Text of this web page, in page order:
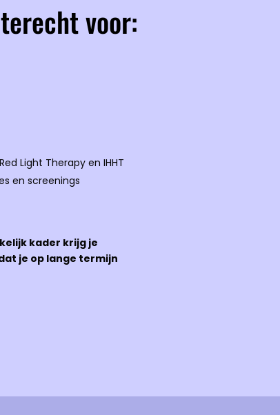
voor:
Light Therapy en IHHT
en screenings
kader krijg je
je op lange termijn